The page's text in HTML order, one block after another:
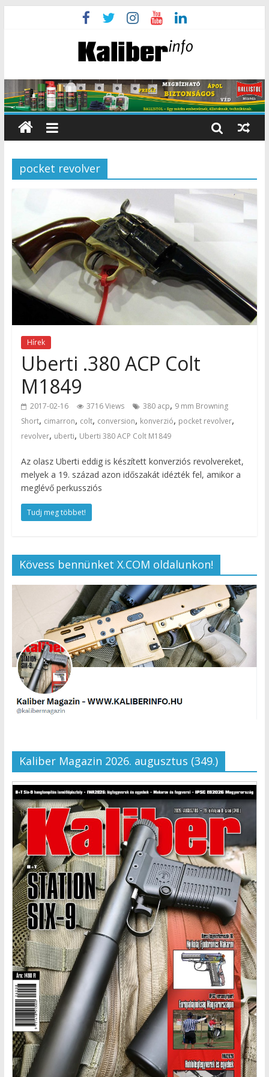
pocket revolver
Hírek
Uberti .380 ACP Colt
M1849
2017-02-16 3716 Views 380 acp, 9 mm Browning
Short, cimarron, colt, conversion, konverzió, pocket revolver,
revolver, uberti, Uberti 380 ACP Colt M1849
Az olasz Uberti eddig is készített konverziós revolvereket,
melyek a 19. század azon időszakát idézték fel, amikor a
meglévő perkussziós
Tudj meg többet!
Kövess bennünket X.COM oldalunkon!
Kaliber Magazin 2026. augusztus (349.)